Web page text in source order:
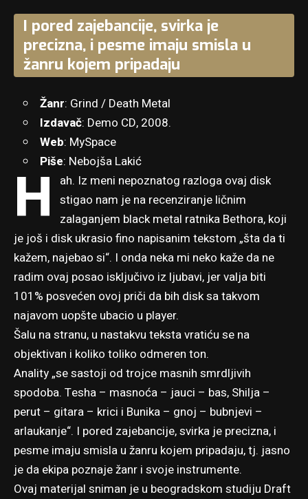
I pored zajebancije, svirka je
precizna, i pesme imaju smisla u
žanru kojem pripadaju
Žanr: Grind / Death Metal
Izdavač: Demo CD, 2008.
Web: MySpace
Piše: Nebojša Lakić
H
ah. Iz meni nepoznatog razloga ovaj disk
stigao nam je na recenziranje ličnim
zalaganjem black metal ratnika Bethora, koji
je još i disk ukrasio fino napisanim tekstom „šta da ti
kažem, najebao si“. I onda neka mi neko kaže da ne
radim ovaj posao isključivo iz ljubavi, jer valja biti
101% posvećen ovoj priči da bih disk sa takvom
najavom uopšte ubacio u player.
Šalu na stranu, u nastakvu teksta vratiću se na
objektivan i koliko toliko odmeren ton.
Anality „se sastoji od trojce masnih smrdljivih
spodoba. Tesha – masnoća – jauci – bas, Shilja –
perut – gitara – krici i Bunika – gnoj – bubnjevi –
arlaukanje“. I pored zajebancije, svirka je precizna, i
pesme imaju smisla u žanru kojem pripadaju, tj. jasno
je da ekipa poznaje žanr i svoje instrumente.
Ovaj materijal sniman je u beogradskom studiju Draft